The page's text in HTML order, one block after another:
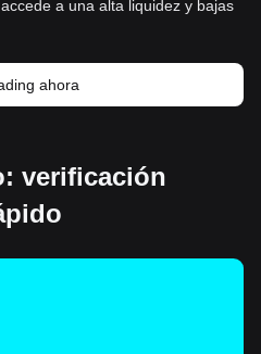
a una alta liquidez y bajas
ahora
verificación